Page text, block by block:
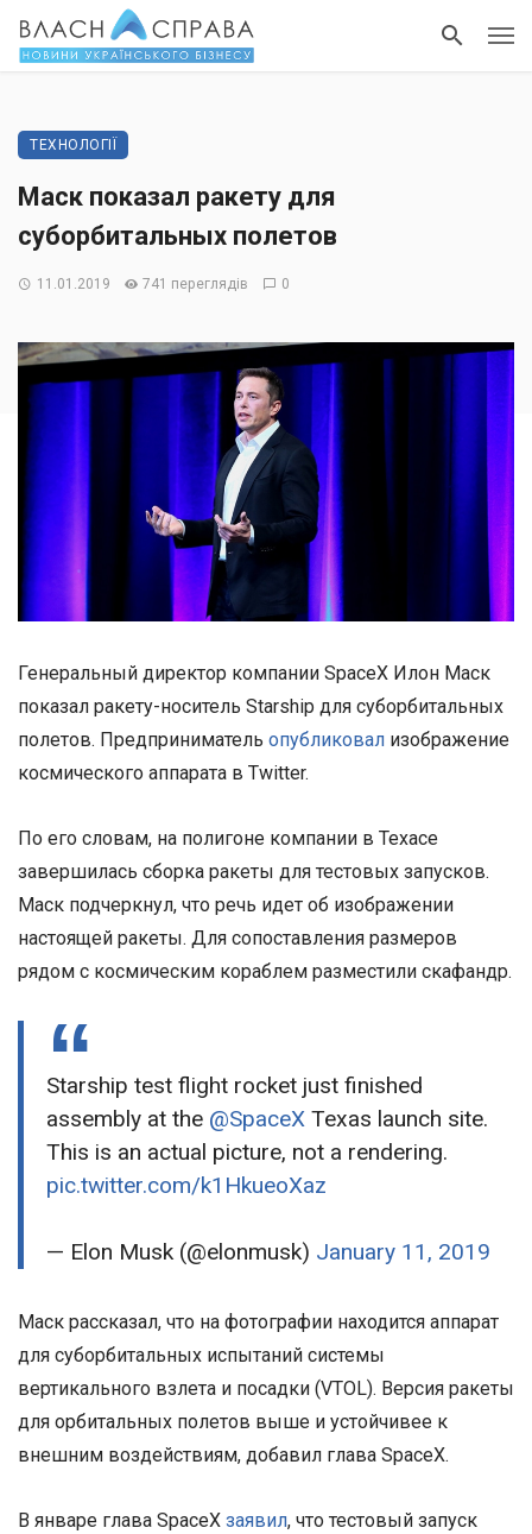
ТЕХНОЛОГІЇ
Маск показал ракету для
суборбитальных полетов
11.01.2019 741 переглядів 0
Генеральный директор компании SpaceX Илон Маск
показал ракету-носитель Starship для суборбитальных
полетов. Предприниматель опубликовал изображение
космического аппарата в Twitter.
По его словам, на полигоне компании в Техасе
завершилась сборка ракеты для тестовых запусков.
Маск подчеркнул, что речь идет об изображении
настоящей ракеты. Для сопоставления размеров
рядом с космическим кораблем разместили скафандр.
Starship test flight rocket just finished
assembly at the @SpaceX Texas launch site.
This is an actual picture, not a rendering.
pic.twitter.com/k1HkueoXaz
— Elon Musk (@elonmusk) January 11, 2019
Маск рассказал, что на фотографии находится аппарат
для суборбитальных испытаний системы
вертикального взлета и посадки (VTOL). Версия ракеты
для орбитальных полетов выше и устойчивее к
внешним воздействиям, добавил глава SpaceX.
В январе глава SpaceX заявил, что тестовый запуск